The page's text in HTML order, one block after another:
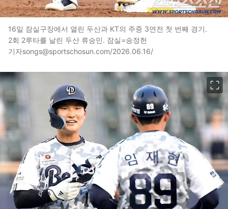
16일 잠실구장에서 열린 두산과 KT의 주중 3연전 첫 번째 경기.
2회 2루타를 날린 두산 류승민. 잠실=송정헌
기자songs@sportschosun.com/2026.06.16/